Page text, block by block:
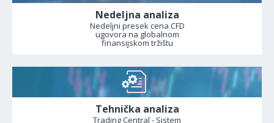
Nedeljna analiza
Nedeljni presek cena CFD
ugovora na globalnom
finansijskom tržištu
Tehnička analiza
Trading Central - Sistem